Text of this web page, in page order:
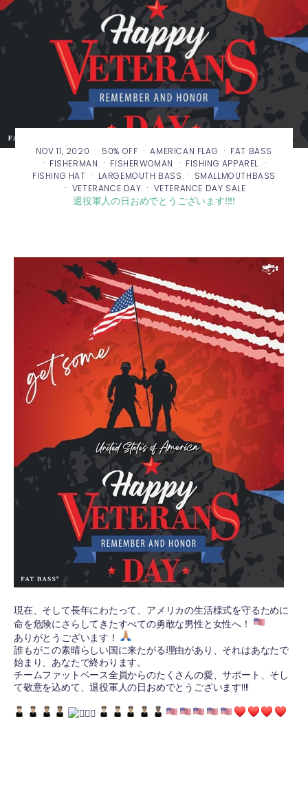
NOV 11, 2020 · 50% OFF ·AMERICAN FLAG · FAT BASS
· FISHERMAN · FISHERWOMAN · FISHING APPAREL ·
FISHING HAT · LARGEMOUTH BASS · SMALLMOUTHBASS
· VETERANCE DAY · VETERANCE DAY SALE
退役軍人の日おめでとうございます!!!!
現在、そして長年にわたって、アメリカの生活様式を守るために
命を危険にさらしてきたすべての勇敢な男性と女性へ！
ありがとうございます！
誰もがこの素晴らしい国に来たがる理由があり、それはあなたで
始まり、あなたで終わります。
チームファットベース全員からのたくさんの愛、サポート、そし
て敬意を込めて、退役軍人の日おめでとうございます!!!!